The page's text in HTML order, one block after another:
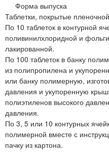
Форма выпуска
Таблетки, покрытые
По 10 таблеток в контурной
поливинилхлоридной и
лакированной.
По 100 таблеток в банку
из полипропилена и
или банку полимерную,
давления и укупоренную
полиэтиленов высокого
давления.
По 3, 5 или 10 контурных
полимерной вместе с
пачку из картона.